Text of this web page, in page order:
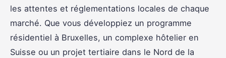
les attentes et réglementations locales de chaque
marché. Que vous développiez un programme
résidentiel à Bruxelles, un complexe hôtelier en
Suisse ou un projet tertiaire dans le Nord de la